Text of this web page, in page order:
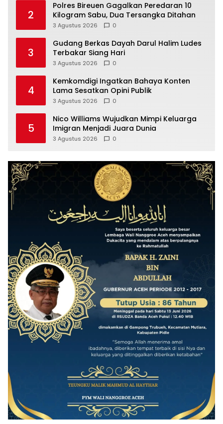
2
Polres Bireuen Gagalkan Peredaran 10
Kilogram Sabu, Dua Tersangka Ditahan
3 Agustus 2026 0
3
Gudang Berkas Dayah Darul Halim Ludes
Terbakar Siang Hari
3 Agustus 2026 0
4
Kemkomdigi Ingatkan Bahaya Konten
Lama Sesatkan Opini Publik
3 Agustus 2026 0
5
Nico Williams Wujudkan Mimpi Keluarga
Imigran Menjadi Juara Dunia
3 Agustus 2026 0